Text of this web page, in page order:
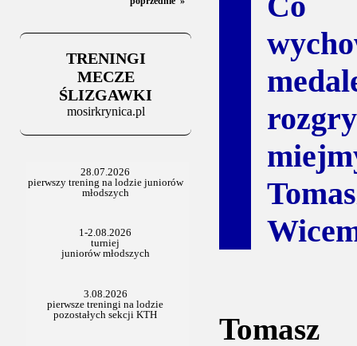
Za trzy tygodnie na lód
06.07.2025
Stowarzyszenie po Walnym
TRENINGI
MECZE
ŚLIZGAWKI
mosirkrynica.pl
Tomasz